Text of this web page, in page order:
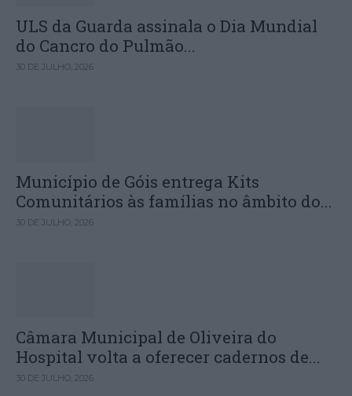
ULS da Guarda assinala o Dia Mundial
do Cancro do Pulmão...
30 DE JULHO, 2026
Município de Góis entrega Kits
Comunitários às famílias no âmbito do...
30 DE JULHO, 2026
Câmara Municipal de Oliveira do
Hospital volta a oferecer cadernos de...
30 DE JULHO, 2026